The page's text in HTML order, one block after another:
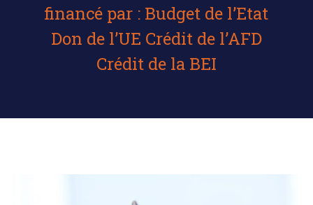
financé par : Budget de l’Etat
Don de l’UE Crédit de l’AFD
Crédit de la BEI